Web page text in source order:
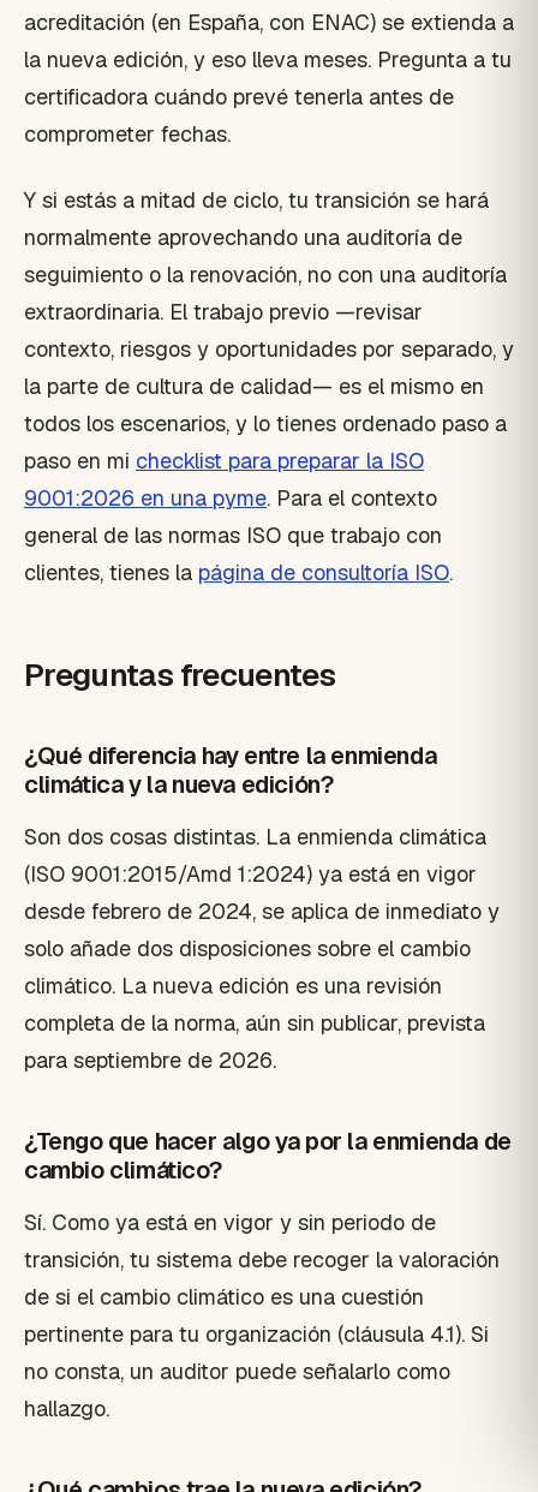
acreditación (en España, con ENAC) se extienda a
la nueva edición, y eso lleva meses. Pregunta a tu
certificadora cuándo prevé tenerla antes de
comprometer fechas.
Y si estás a mitad de ciclo, tu transición se hará
normalmente aprovechando una auditoría de
seguimiento o la renovación, no con una auditoría
extraordinaria. El trabajo previo —revisar
contexto, riesgos y oportunidades por separado, y
la parte de cultura de calidad— es el mismo en
todos los escenarios, y lo tienes ordenado paso a
paso en mi checklist para preparar la ISO
9001:2026 en una pyme. Para el contexto
general de las normas ISO que trabajo con
clientes, tienes la página de consultoría ISO.
Preguntas frecuentes
¿Qué diferencia hay entre la enmienda
climática y la nueva edición?
Son dos cosas distintas. La enmienda climática
(ISO 9001:2015/Amd 1:2024) ya está en vigor
desde febrero de 2024, se aplica de inmediato y
solo añade dos disposiciones sobre el cambio
climático. La nueva edición es una revisión
completa de la norma, aún sin publicar, prevista
para septiembre de 2026.
¿Tengo que hacer algo ya por la enmienda de
cambio climático?
Sí. Como ya está en vigor y sin periodo de
transición, tu sistema debe recoger la valoración
de si el cambio climático es una cuestión
pertinente para tu organización (cláusula 4.1). Si
no consta, un auditor puede señalarlo como
hallazgo.